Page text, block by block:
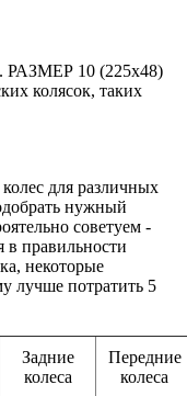
РАЗМЕР 10 (225х48)
колясок, таких
для различных
нужный
советуем -
в правильности
некоторые
лучше потратить 5
Задние
колеса
Передние
колеса